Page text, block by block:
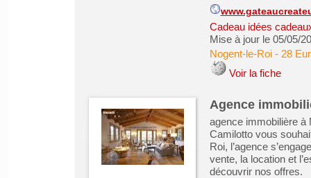
Cadeau idées
Mise à jour le 05/05/
Nogent-le-Roi- 28
Voir la fiche
Agence
agence immobilière à
Camilotto vous
Roi, l’agence
vente, la location et
découvrir nos offres.